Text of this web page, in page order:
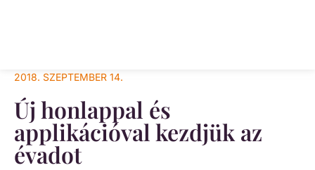
2018. SZEPTEMBER 14.
Új honlappal és
applikációval kezdjük az
évadot